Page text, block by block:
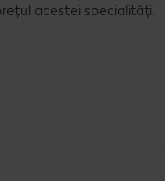
acestei specialități.